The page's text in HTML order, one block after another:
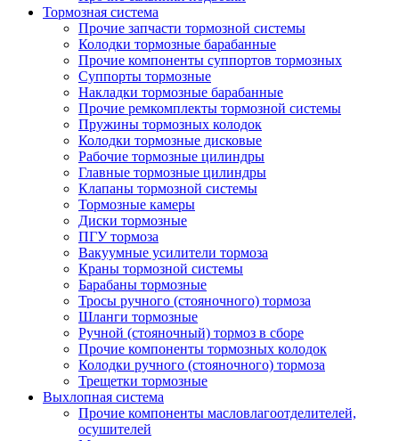
Тормозная система
Прочие запчасти тормозной системы
Колодки тормозные барабанные
Прочие компоненты суппортов тормозных
Суппорты тормозные
Накладки тормозные барабанные
Прочие ремкомплекты тормозной системы
Пружины тормозных колодок
Колодки тормозные дисковые
Рабочие тормозные цилиндры
Главные тормозные цилиндры
Клапаны тормозной системы
Тормозные камеры
Диски тормозные
ПГУ тормоза
Вакуумные усилители тормоза
Краны тормозной системы
Барабаны тормозные
Тросы ручного (стояночного) тормоза
Шланги тормозные
Ручной (стояночный) тормоз в сборе
Прочие компоненты тормозных колодок
Колодки ручного (стояночного) тормоза
Трещетки тормозные
Выхлопная система
Прочие компоненты масловлагоотделителей,
осушителей